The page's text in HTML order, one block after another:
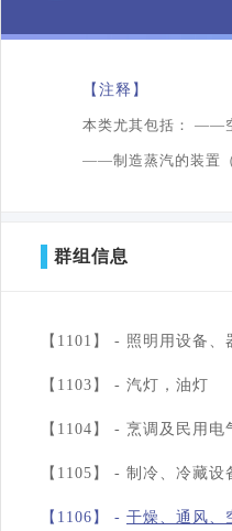
【注释】
本类尤其包括： ——
——制造蒸汽的装置
群组信息
【1101】 - 照明用设备、
【1103】 - 汽灯，油灯
【1104】 - 烹调及民用电
【1105】 - 制冷、冷藏设
【1106】 - 干燥、通风、